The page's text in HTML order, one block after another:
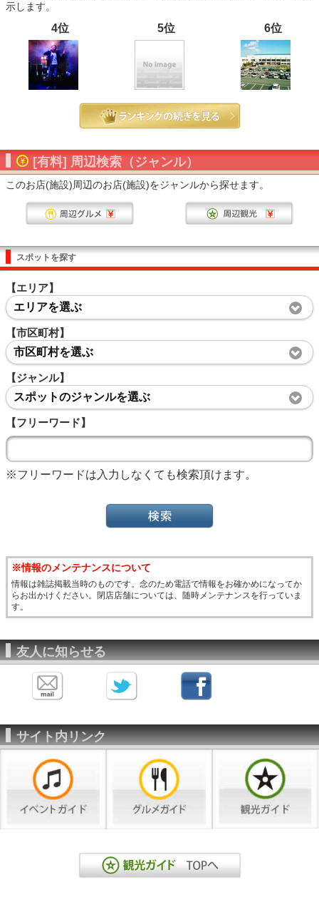
示します。
4位 5位 6位
[有料] 周辺検索（ジャンル）
このお店(施設)周辺のお店(施設)をジャンルから探せます。
スポットを探す
【エリア】
エリアを選ぶ
【市区町村】
市区町村を選ぶ
【ジャンル】
スポットのジャンルを選ぶ
【フリーワード】
※フリーワードは入力しなくても検索頂けます。
※情報のメンテナンスについて
情報は雑誌掲載当時のものです。念のため電話で情報をお確かめになってか
らお出かけください。閉店店舗については、随時メンテナンスを行っていま
す。
友人に知らせる
サイト内リンク